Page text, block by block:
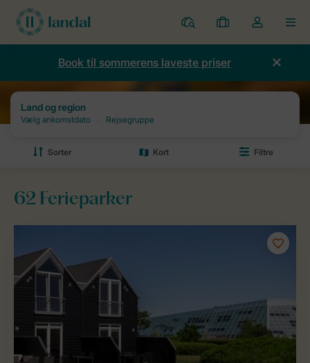
Parker
Mine
bookinger
Toggle
the
dropdown
Book til sommerens laveste priser